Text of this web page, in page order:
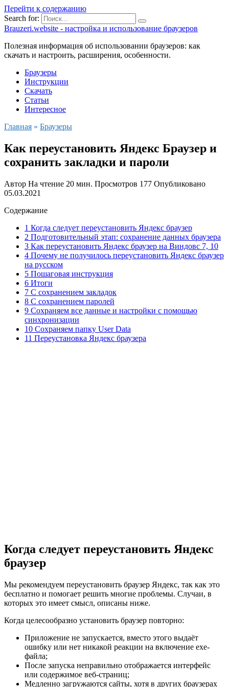
Перейти к содержанию
Search for:
Brauzeri.website - настройка и использование браузеров
Полезная информация об использовании браузеров: как
скачать и настроить, расширения, особенности.
Браузеры
Инструкции
Скачать
Статьи
Интересное
Главная » Браузеры
Как переустановить Яндекс Браузер и
сохранить закладки и пароли
Автор На чтение 20 мин. Просмотров 177 Опубликовано
05.03.2021
Содержание
1 Когда следует переустановить Яндекс браузер
2 Подготовительный этап: сохранение данных браузера
3 Как переустановить Яндекс браузер на Виндовс 7, 10
4 Почему не получилось переустановить Яндекс браузер
на русском
5 Пошаговая инструкция
6 Итоги
7 С сохранением закладок
8 С сохранением паролей
9 Сохраняем все данные и настройки с помощью
синхронизации
10 Сохраняем папку User Data
11 Переустановка Яндекс браузера
Когда следует переустановить Яндекс
браузер
Мы рекомендуем переустановить браузер Яндекс, так как это
бесплатно и помогает решить многие проблемы. Случаи, в
которых это имеет смысл, описаны ниже.
Когда целесообразно установить браузер повторно:
Приложение не запускается, вместо этого выдаёт
ошибку или нет никакой реакции на включение exe-
файла;
После запуска неправильно отображается интерфейс
или содержимое веб-страниц;
Медленно загружаются сайты, хотя в других браузерах